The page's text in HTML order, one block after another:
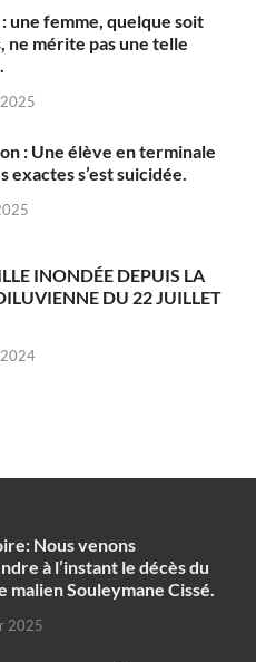
une femme, quelque soit
ne mérite pas une telle
: Une élève en terminale
exactes s’est suicidée.
INONDÉE DEPUIS LA
DU 22 JUILLET
Nous venons
à l’instant le décès du
malien Souleymane Cissé.
2025